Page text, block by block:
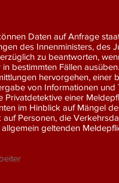
Daten auf Anfrage
des Innenministers, des
zu beantworten,
bestimmten Fällen
hervorgehen,
von Informationen
Privatdetektive einer
im Hinblick auf Mängel
Personen, die
geltenden